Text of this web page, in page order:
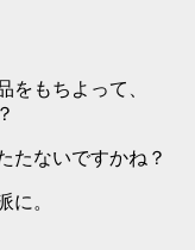
をもちよって、
たないですかね？
に。